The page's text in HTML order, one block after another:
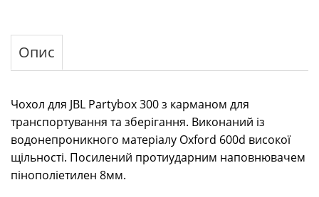
Опис
Чохол для JBL Partybox 300 з карманом для
транспортування та зберігання. Виконаний із
водонепроникного матеріалу Oxford 600d високої
щільності. Посилений протиударним наповнювачем
пінополіетилен 8мм.